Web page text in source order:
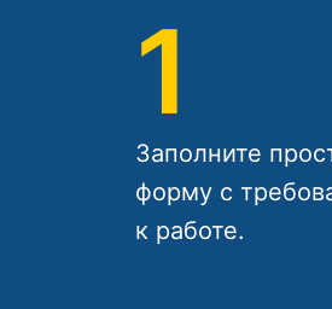
1
Заполните
форму с
к работе.